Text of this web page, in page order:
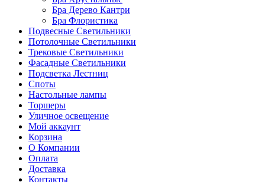
Бра Дерево Кантри
Бра Флористика
Подвесные Светильники
Потолочные Светильники
Трековые Светильники
Фасадные Светильники
Подсветка Лестниц
Споты
Настольные лампы
Торшеры
Уличное освещение
Мой аккаунт
Корзина
О Компании
Оплата
Доставка
Контакты